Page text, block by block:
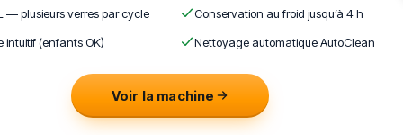
bucolique, la maison tient sa promesse canaille.
63 42 42 70.
vous rendant sur :
Améliorer la fiche de cet établissement
— plusieurs verres par cycle
Conservation au froid jusqu’à 4 h
intuitif (enfants OK)
Nettoyage automatique AutoClean
Voir la machine